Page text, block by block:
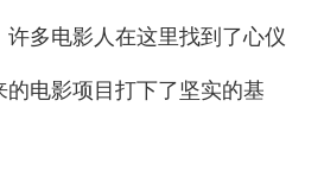
多电影人在这里找到了心仪
的电影项目打下了坚实的基